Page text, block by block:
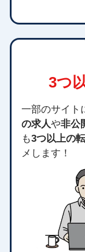
3つ
一部のサイト
の求人や非公
も3つ以上の
メします！